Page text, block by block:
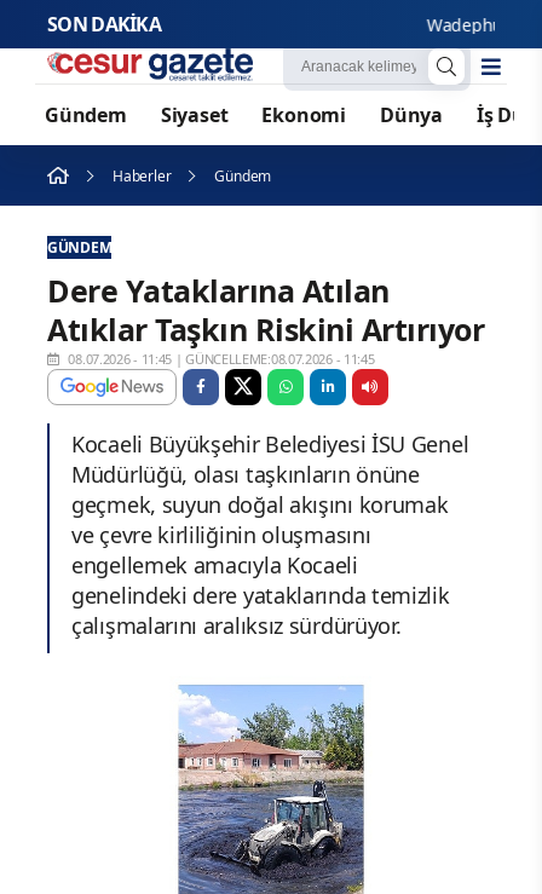
SON DAKİKA Wadephul’dan
Gündem Siyaset Ekonomi Dünya İş
Haberler Gündem
GÜNDEM
Dere Yataklarına Atılan
Atıklar Taşkın Riskini Artırıyor
08.07.2026 - 11:45 |GÜNCELLEME:08.07.2026 - 11:45
Kocaeli Büyükşehir Belediyesi İSU Genel
Müdürlüğü, olası taşkınların önüne
geçmek, suyun doğal akışını korumak
ve çevre kirliliğinin oluşmasını
engellemek amacıyla Kocaeli
genelindeki dere yataklarında temizlik
çalışmalarını aralıksız sürdürüyor.